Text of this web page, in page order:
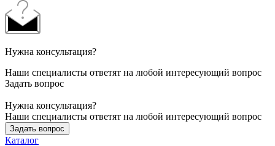
Нужна консультация?
Наши специалисты ответят на любой интересующий вопрос
Задать вопрос
Нужна консультация?
Наши специалисты ответят на любой интересующий вопрос
Задать вопрос
Каталог